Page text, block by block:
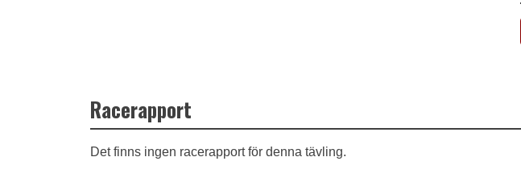
Racerapport
Det finns ingen racerapport för denna tävling.